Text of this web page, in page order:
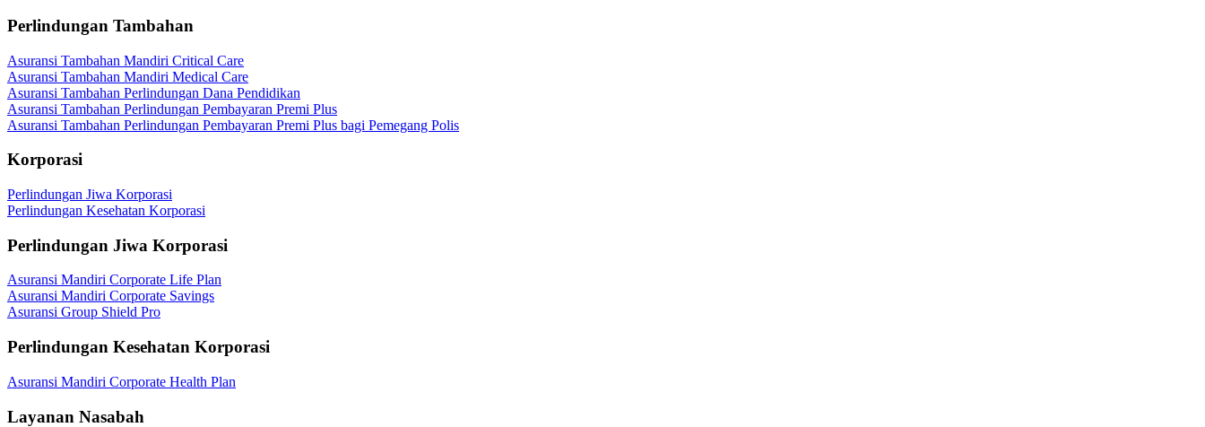
Perlindungan Tambahan
Asuransi Tambahan Mandiri Critical Care
Asuransi Tambahan Mandiri Medical Care
Asuransi Tambahan Perlindungan Dana Pendidikan
Asuransi Tambahan Perlindungan Pembayaran Premi Plus
Asuransi Tambahan Perlindungan Pembayaran Premi Plus bagi Pemegang Polis
Korporasi
Perlindungan Jiwa Korporasi
Perlindungan Kesehatan Korporasi
Perlindungan Jiwa Korporasi
Asuransi Mandiri Corporate Life Plan
Asuransi Mandiri Corporate Savings
Asuransi Group Shield Pro
Perlindungan Kesehatan Korporasi
Asuransi Mandiri Corporate Health Plan
Layanan Nasabah